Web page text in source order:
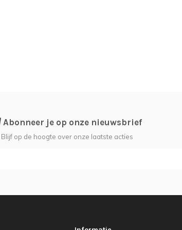
Abonneer je op onze nieuwsbrief
Blijf op de hoogte over onze laatste acties